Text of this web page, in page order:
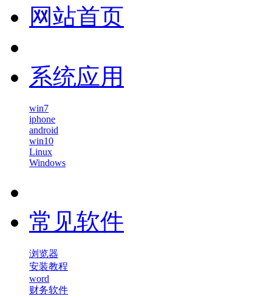
网站首页
系统应用
win7
iphone
android
win10
Linux
Windows
常见软件
浏览器
安装教程
word
财务软件